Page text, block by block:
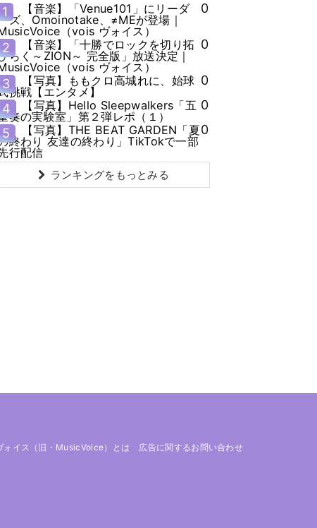
1
【音楽】「Venue101」にリーダ
ズ、Omoinotake、≠MEが登場｜
（vois ヴォイス）
0
2
【音楽】「十勝でロックを切り拓
らく～ZION～ 完全版」放送決定｜
（vois ヴォイス）
0
3
【写真】ももクロ高城れに、始球
挑戦【エンタメ】
0
4
【写真】Hello Sleepwalkers「五
奏の実験室」第２弾レポ（１）
0
5
【写真】THE BEAT GARDEN「夏
終わり 友達の終わり」TikTokで一部
行配信
0
ランキングをもっとみる
ォイス（旧・MusicVoice）とは
広告に関するお問い合わせ